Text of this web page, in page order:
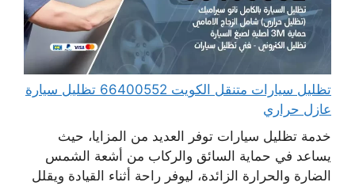
تظليل سيارات متنقل الكويت 66400552 تظليل سيارة
عازل حراري
خدمة تظليل سيارات توفر العديد من المزايا، حيث
يساعد في حماية السائق والركاب من أشعة الشمس
الضارة والحرارة الزائدة، ليوفر راحة أثناء القيادة ويقلل